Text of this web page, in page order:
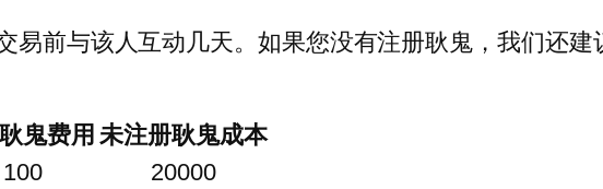
易前与该人互动几天。如果您没有注册耿鬼，我们还
鬼费用 未注册耿鬼成本
100
20000